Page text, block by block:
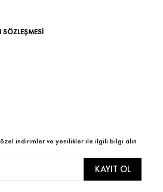
indirimler ve yenilikler ile ilgili bilgi alın
KAYIT OL